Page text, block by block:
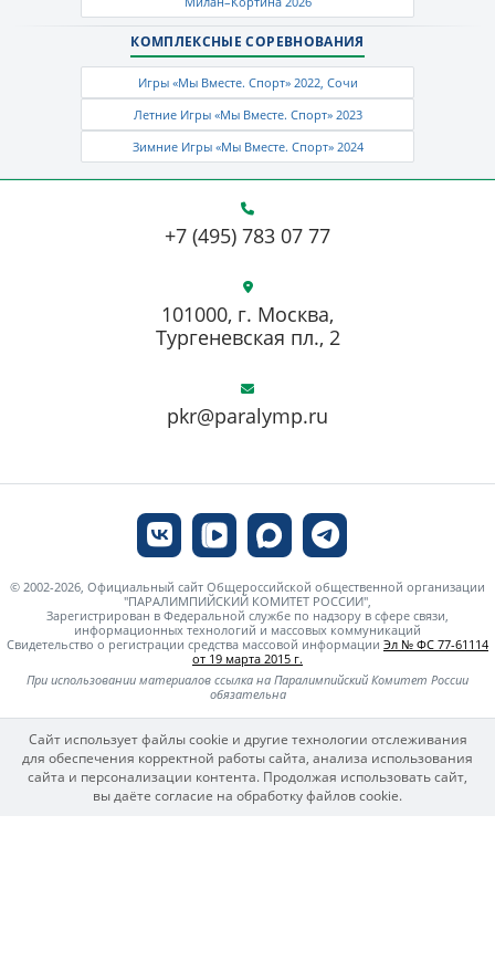
КОМПЛЕКСНЫЕ СОРЕВНОВАНИЯ
Игры «Мы Вместе. Спорт» 2022, Сочи
Летние Игры «Мы Вместе. Спорт» 2023
Зимние Игры «Мы Вместе. Спорт» 2024
+7 (495) 783 07 77
pkr@paralymp.ru
101000, г. Москва,
Тургеневская пл., 2
© 2002-2026, Официальный сайт Общероссийской общественной организации
"ПАРАЛИМПИЙСКИЙ КОМИТЕТ РОССИИ",
Зарегистрирован в Федеральной службе по надзору в сфере связи,
информационных технологий и массовых коммуникаций
Свидетельство о регистрации средства массовой информации Эл № ФС 77-61114
от 19 марта 2015 г.
При использовании материалов ссылка на Паралимпийский Комитет России
обязательна
Сайт использует файлы cookie и другие технологии отслеживания
для обеспечения корректной работы сайта, анализа использования
сайта и персонализации контента. Продолжая использовать сайт,
вы даёте согласие на обработку файлов cookie.